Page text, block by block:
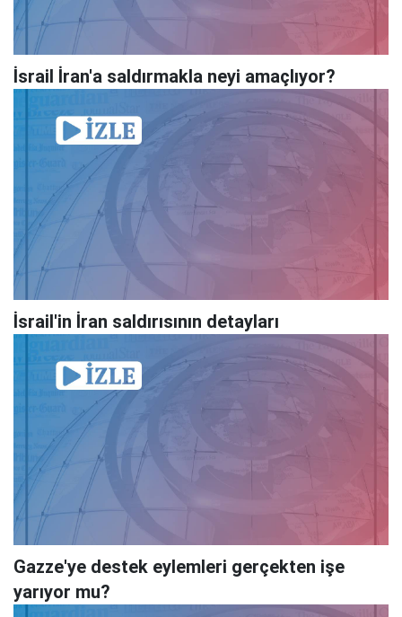
İsrail İran'a saldırmakla neyi amaçlıyor?
İsrail'in İran saldırısının detayları
Gazze'ye destek eylemleri gerçekten işe
yarıyor mu?